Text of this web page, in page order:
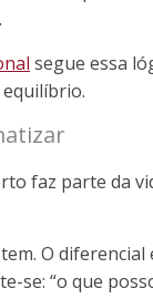
segue essa
equilíbrio.
faz parte da
O
se: “o que